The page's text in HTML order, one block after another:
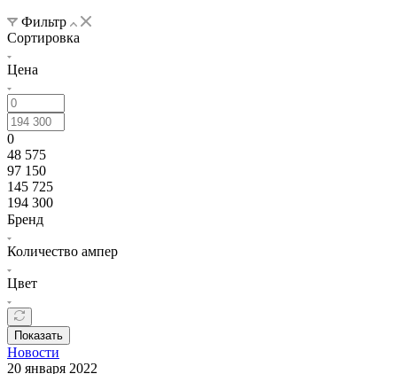
Фильтр
Сортировка
Цена
0
48 575
97 150
145 725
194 300
Бренд
Количество ампер
Цвет
Показать
Новости
20 января 2022